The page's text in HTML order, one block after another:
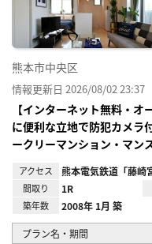
熊本市中央区
情報更新日 2026/08/02 23:37
【インターネット無料・
に便利な立地で防犯カメラ
ークリーマンション・マン
アクセス 熊本電気鉄道「藤崎
間取り 1R
築年数 2008年 1月 築
プラン名・期間